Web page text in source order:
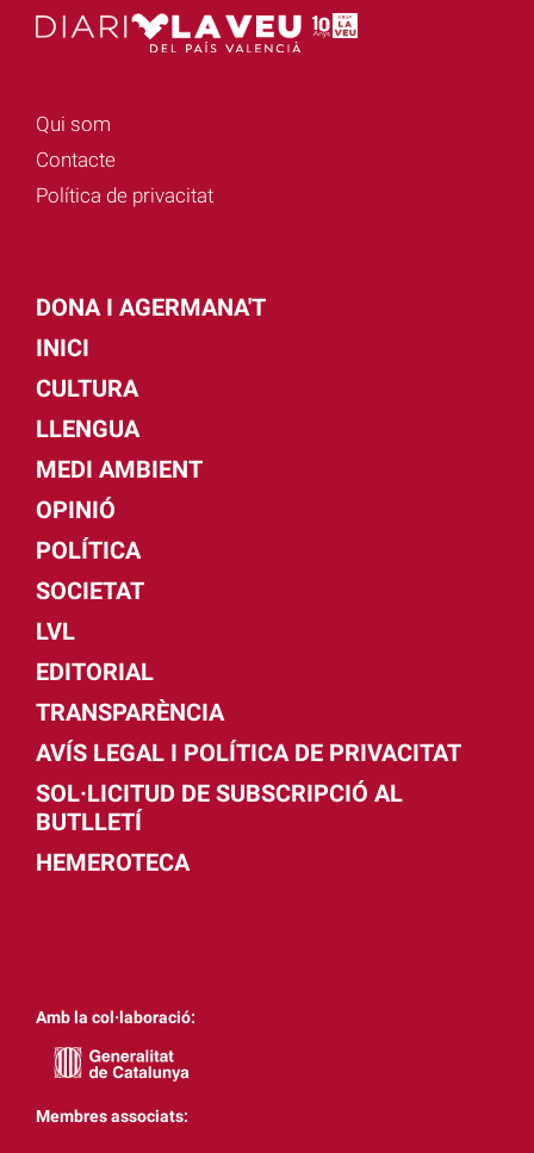
Qui som
Contacte
Política de privacitat
DONA I AGERMANA'T
INICI
CULTURA
LLENGUA
MEDI AMBIENT
OPINIÓ
POLÍTICA
SOCIETAT
LVL
EDITORIAL
TRANSPARÈNCIA
AVÍS LEGAL I POLÍTICA DE PRIVACITAT
SOL·LICITUD DE SUBSCRIPCIÓ AL
BUTLLETÍ
HEMEROTECA
Amb la col·laboració:
Membres associats: